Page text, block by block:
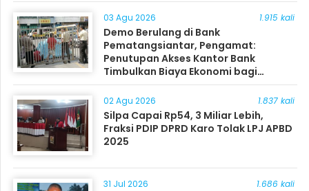
03 Agu 2026 1.915 kali
Demo Berulang di Bank
Pematangsiantar, Pengamat:
Penutupan Akses Kantor Bank
Timbulkan Biaya Ekonomi bagi
Masyarakat
02 Agu 2026 1.837 kali
Silpa Capai Rp54, 3 Miliar Lebih,
Fraksi PDIP DPRD Karo Tolak LPJ APBD
2025
31 Jul 2026 1.686 kali